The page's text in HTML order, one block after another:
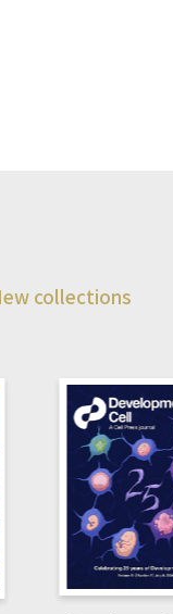
collections